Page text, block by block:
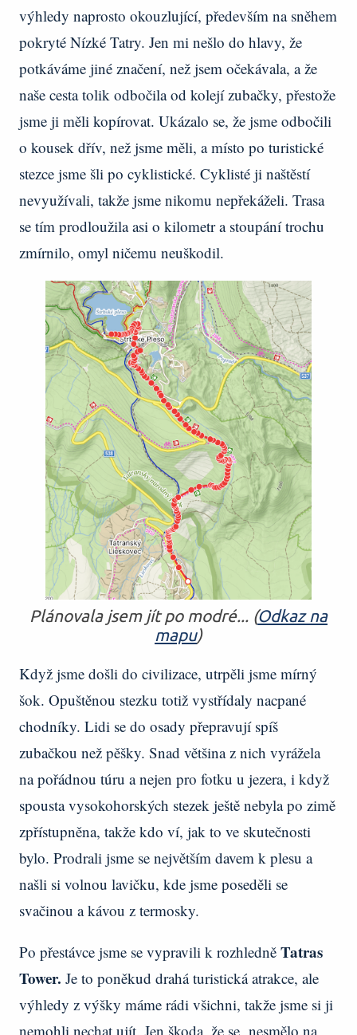
výhledy naprosto okouzlující, především na sněhem
pokryté Nízké Tatry. Jen mi nešlo do hlavy, že
potkáváme jiné značení, než jsem očekávala, a že
naše cesta tolik odbočila od kolejí zubačky, přestože
jsme ji měli kopírovat. Ukázalo se, že jsme odbočili
o kousek dřív, než jsme měli, a místo po turistické
stezce jsme šli po cyklistické. Cyklisté ji naštěstí
nevyužívali, takže jsme nikomu nepřekáželi. Trasa
se tím prodloužila asi o kilometr a stoupání trochu
zmírnilo, omyl ničemu neuškodil.
Plánovala jsem jít po modré... (Odkaz na
mapu)
Když jsme došli do civilizace, utrpěli jsme mírný
šok. Opuštěnou stezku totiž vystřídaly nacpané
chodníky. Lidi se do osady přepravují spíš
zubačkou než pěšky. Snad většina z nich vyrážela
na pořádnou túru a nejen pro fotku u jezera, i když
spousta vysokohorských stezek ještě nebyla po zimě
zpřístupněna, takže kdo ví, jak to ve skutečnosti
bylo. Prodrali jsme se největším davem k plesu a
našli si volnou lavičku, kde jsme poseděli se
svačinou a kávou z termosky.
Po přestávce jsme se vypravili k rozhledně Tatras
Tower. Je to poněkud drahá turistická atrakce, ale
výhledy z výšky máme rádi všichni, takže jsme si ji
nemohli nechat ujít. Jen škoda, že se nesmělo na